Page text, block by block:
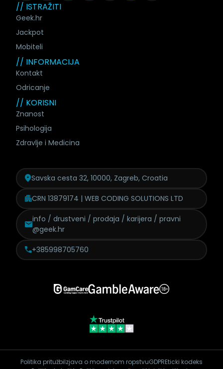
// ISTRAŽITI
Geek.hr
Jackpot
Mobiteli
// INFORMACIJA
Kontakt
Odricanje
// KORISNI
Znanost
Psihologija
Zdravlje i Medicina
Savska cesta 32, 10000, Zagreb, Croatia
CRN 13879174 | WEB CODING SOLUTIONS LTD
info / drustveni / prodaja / karijera / pravni
@geek.hr
+385998705760
Politika pritužbiIzjava o modernom ropstvuGDPREticki kodeks